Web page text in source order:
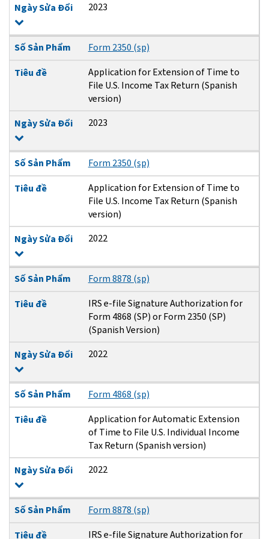
Ngày Sửa Đổi
2023
Số Sản Phẩm
Form 2350 (sp)
Tiêu đề
Application for Extension of Time to
File U.S. Income Tax Return (Spanish
version)
Ngày Sửa Đổi
2023
Số Sản Phẩm
Form 2350 (sp)
Tiêu đề
Application for Extension of Time to
File U.S. Income Tax Return (Spanish
version)
Ngày Sửa Đổi
2022
Số Sản Phẩm
Form 8878 (sp)
Tiêu đề
IRS e-file Signature Authorization for
Form 4868 (SP) or Form 2350 (SP)
(Spanish Version)
Ngày Sửa Đổi
2022
Số Sản Phẩm
Form 4868 (sp)
Tiêu đề
Application for Automatic Extension
of Time to File U.S. Individual Income
Tax Return (Spanish version)
Ngày Sửa Đổi
2022
Số Sản Phẩm
Form 8878 (sp)
Tiêu đề
IRS e-file Signature Authorization for